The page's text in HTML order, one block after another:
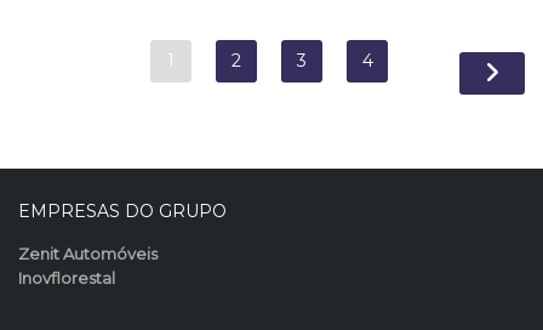
1 2 3 4
EMPRESAS DO GRUPO
Zenit Automóveis
Inovflorestal